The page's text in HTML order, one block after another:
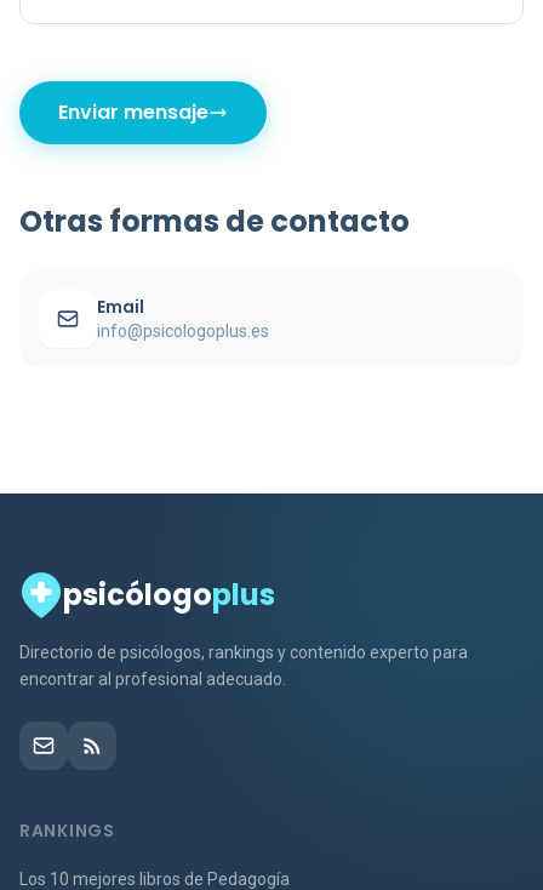
Enviar mensaje
Otras formas de contacto
Email
info@psicologoplus.es
psicólogoplus
Directorio de psicólogos, rankings y contenido experto para
encontrar al profesional adecuado.
RANKINGS
Los 10 mejores libros de Pedagogía